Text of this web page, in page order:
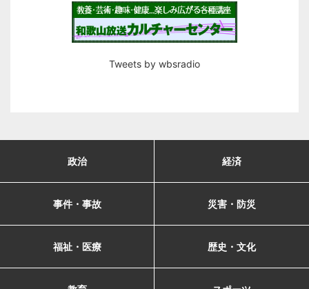
Tweets by wbsradio
政治 経済
事件・事故 災害・防災
福祉・医療 歴史・文化